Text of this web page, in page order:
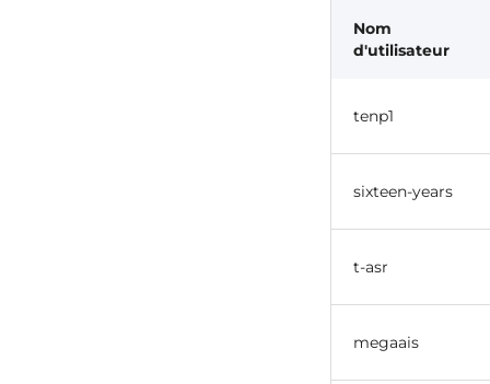
Nom
d'utilisateur
tenp1
sixteen-years
t-asr
megaais